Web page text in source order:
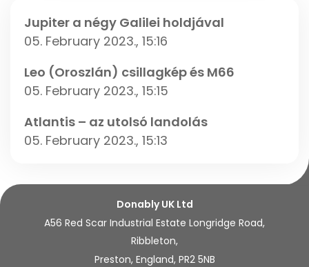
Jupiter a négy Galilei holdjával
05. February 2023., 15:16
Leo (Oroszlán) csillagkép és M66
05. February 2023., 15:15
Atlantis – az utolsó landolás
05. February 2023., 15:13
Donably UK Ltd
A56 Red Scar Industrial Estate Longridge Road,
Ribbleton,
Preston, England, PR2 5NB